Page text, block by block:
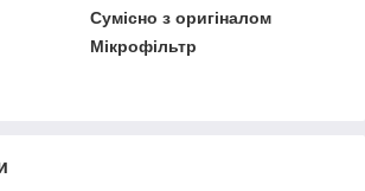
Сумісно з оригіналом
Мікрофільтр